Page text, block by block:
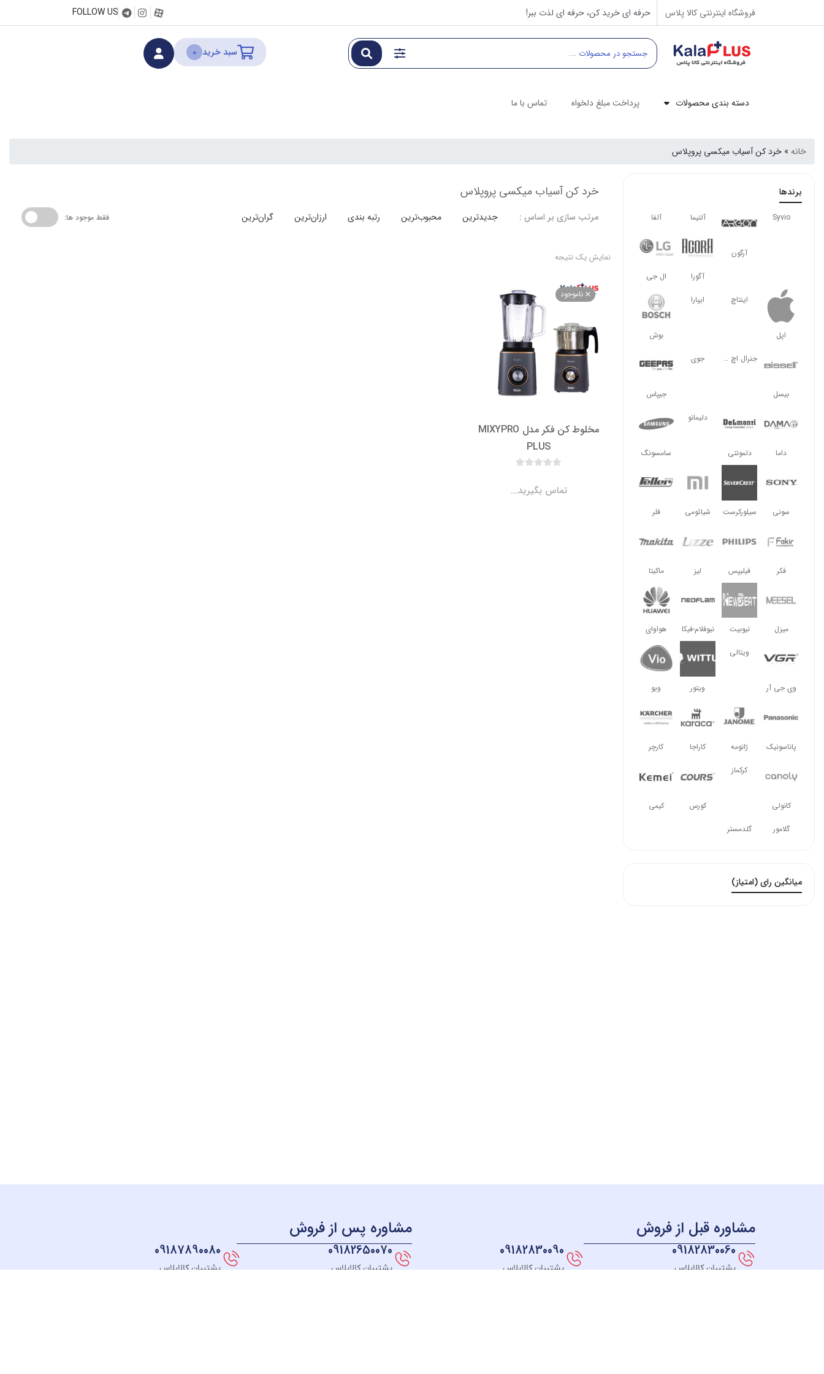
فروشگاه اینترنتی کالا پلاس حرفه ای خرید کن، حرفه ای لذت ببر! FOLLOW US
سبد خرید 0
دسته بندی محصولات پرداخت مبلغ دلخواه تماس با ما
خانه» خرد کن آسیاب میکسی پروپلاس
خرد کن آسیاب میکسی پروپلاس
مرتب سازی بر اساس : جدیدترین محبوب‌ترین رتبه بندی ارزان‌ترین گران‌ترین فقط موجود ها:
نمایش یک نتیجه
ناموجود
مخلوط کن فکر مدل MIXYPRO
PLUS
تماس بگیرید...
برندها
Syvio
آرگون
آلتیما آلفا
آگورا ال جی
اپل
اینتاچ ایپارا
بوش
بیسل
جنرال اچ ال جوی
جیپاس
داما دلمونتی
دلیمانو
سامسونگ
سونی سیلورکرست شیائومی فلر
فکر فیلیپس لیز ماکیتا
میزل نیوبیت نیوفلام-فیکا هواوای
وی جی آر
ویتالی
ویتور ویو
پاناسونیک ژانومه کاراجا کارچر
کانولی
کرکماز
کورس
کیمی
گلامور
گلدمستر
میانگین رای (امتیاز)
مشاوره قبل از فروش
09182830060
پشتیبان کالاپلاس
09182830090
پشتیبان کالاپلاس
مشاوره پس از فروش
09182650070
پشتیبان کالاپلاس
09187890080
پشتیبان کالاپلاس